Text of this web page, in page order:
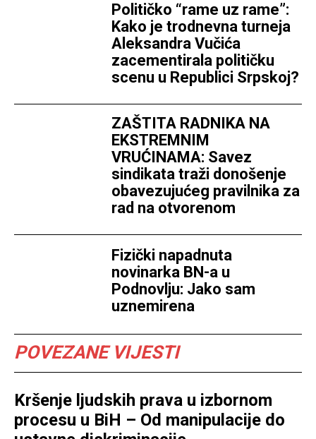
Političko “rame uz rame”:
Kako je trodnevna turneja
Aleksandra Vučića
zacementirala političku
scenu u Republici Srpskoj?
ZAŠTITA RADNIKA NA
EKSTREMNIM
VRUĆINAMA: Savez
sindikata traži donošenje
obavezujućeg pravilnika za
rad na otvorenom
Fizički napadnuta
novinarka BN-a u
Podnovlju: Jako sam
uznemirena
POVEZANE VIJESTI
Kršenje ljudskih prava u izbornom
procesu u BiH – Od manipulacije do